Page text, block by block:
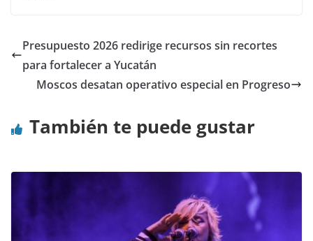
Presupuesto 2026 redirige recursos sin recortes
para fortalecer a Yucatán
Moscos desatan operativo especial en Progreso
También te puede gustar